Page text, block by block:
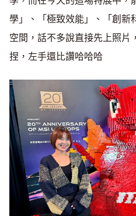
學」、「極致效能」、「創新
空間，話不多說直接先上照
捏，左手還比讚哈哈哈